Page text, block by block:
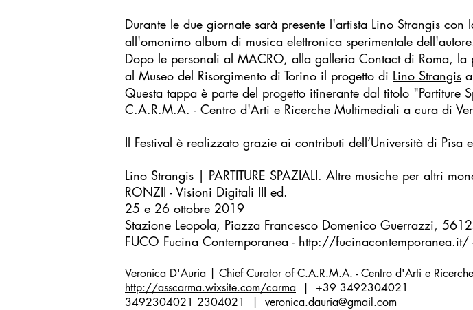
Durante le due giornate sarà presente l'artista Lino Strangis con
all'omonimo album di musica elettronica sperimentale
Dopo le personali al MACRO, alla galleria Contact di Roma,
al Museo del Risorgimento di Torino il progetto di Lino Strangis
Questa tappa è parte del progetto itinerante dal titolo
C.A.R.M.A. - Centro d'Arti e Ricerche Multimediali a cura di
Il Festival è realizzato grazie ai contributi dell’Università di Pisa
Lino Strangis | PARTITURE SPAZIALI. Altre musiche per altri
RONZII - Visioni Digitali III ed.
25 e 26 ottobre 2019
Stazione Leopola, Piazza Francesco Domenico Guerrazzi,
FUCO Fucina Contemporanea - http://fucinacontemporanea.it/
Veronica D'Auria | Chief Curator of C.A.R.M.A. - Centro d'Arti e
http://asscarma.wixsite.com/carma | +39 3492304021
3492304021 2304021 | veronica.dauria@gmail.com